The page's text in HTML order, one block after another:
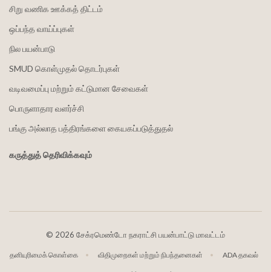
சிறு வணிக ஊக்கத் திட்டம்
ஒப்பந்த வாய்ப்புகள்
நில பயன்பாடு
SMUD கொள்முதல் தொடர்புகள்
வடிவமைப்பு மற்றும் கட்டுமான சேவைகள்
பொருளாதார வளர்ச்சி
பங்கு அல்லாத பத்திரங்களை கையகப்படுத்துதல்
கருத்துத் தெரிவிக்கவும்
© 2026 சேக்ரமெண்டோ நகராட்சி பயன்பாட்டு மாவட்டம்
தனியுரிமைக் கொள்கை விதிமுறைகள் மற்றும் நிபந்தனைகள் ADA தகவல்